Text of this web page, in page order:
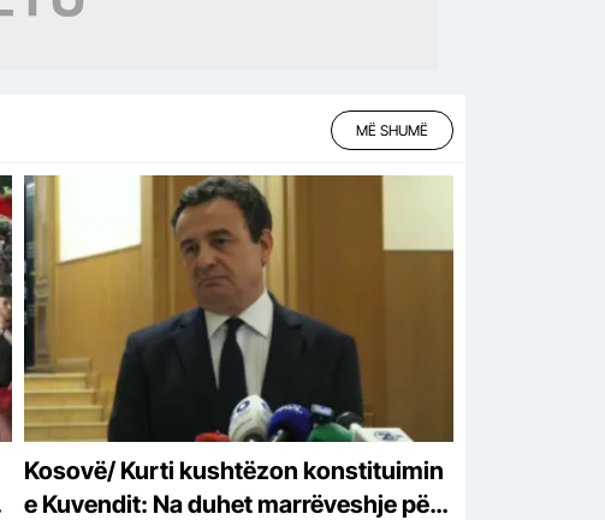
MË SHUMË
Kosovë/ Kurti kushtëzon konstituimin
e Kuvendit: Na duhet marrëveshje për